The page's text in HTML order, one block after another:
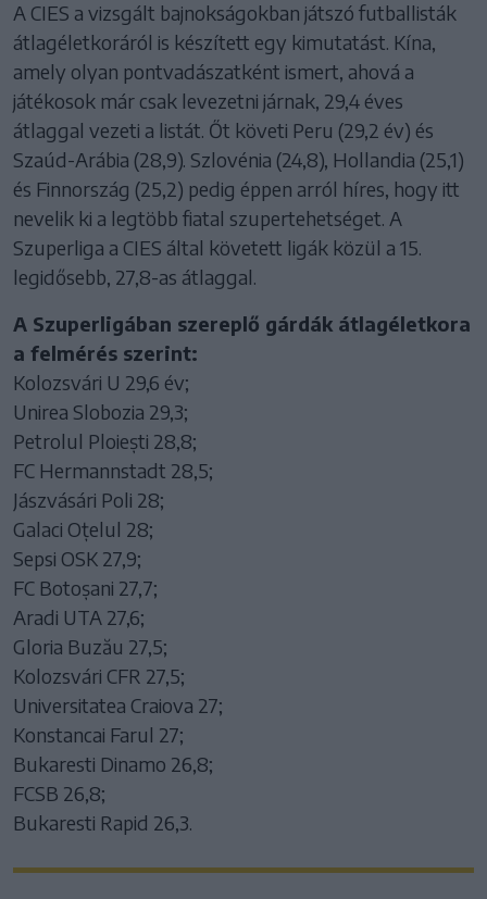
A CIES a vizsgált bajnokságokban játszó futballisták
átlagéletkoráról is készített egy kimutatást. Kína,
amely olyan pontvadászatként ismert, ahová a
játékosok már csak levezetni járnak, 29,4 éves
átlaggal vezeti a listát. Őt követi Peru (29,2 év) és
Szaúd-Arábia (28,9). Szlovénia (24,8), Hollandia (25,1)
és Finnország (25,2) pedig éppen arról híres, hogy itt
nevelik ki a legtöbb fiatal szupertehetséget. A
Szuperliga a CIES által követett ligák közül a 15.
legidősebb, 27,8-as átlaggal.
A Szuperligában szereplő gárdák átlagéletkora
a felmérés szerint:
Kolozsvári U 29,6 év;
Unirea Slobozia 29,3;
Petrolul Ploiești 28,8;
FC Hermannstadt 28,5;
Jászvásári Poli 28;
Galaci Oțelul 28;
Sepsi OSK 27,9;
FC Botoșani 27,7;
Aradi UTA 27,6;
Gloria Buzău 27,5;
Kolozsvári CFR 27,5;
Universitatea Craiova 27;
Konstancai Farul 27;
Bukaresti Dinamo 26,8;
FCSB 26,8;
Bukaresti Rapid 26,3.